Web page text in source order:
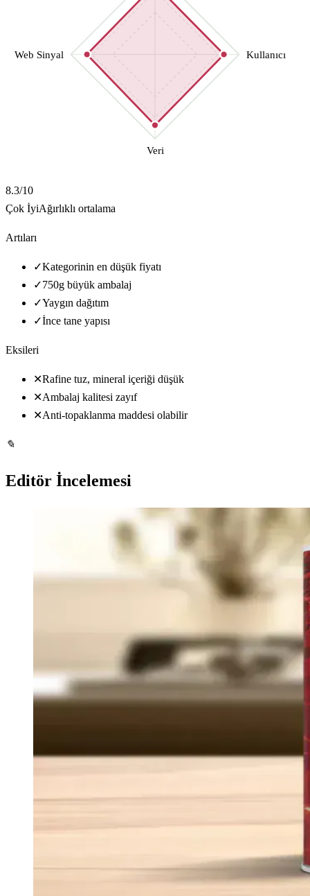
Kullanıcı
Veri
Web Sinyal
8.3/10
Çok İyiAğırlıklı ortalama
Artıları
✓Kategorinin en düşük fiyatı
✓750g büyük ambalaj
✓Yaygın dağıtım
✓İnce tane yapısı
Eksileri
✕Rafine tuz, mineral içeriği düşük
✕Ambalaj kalitesi zayıf
✕Anti-topaklanma maddesi olabilir
✎
Editör İncelemesi